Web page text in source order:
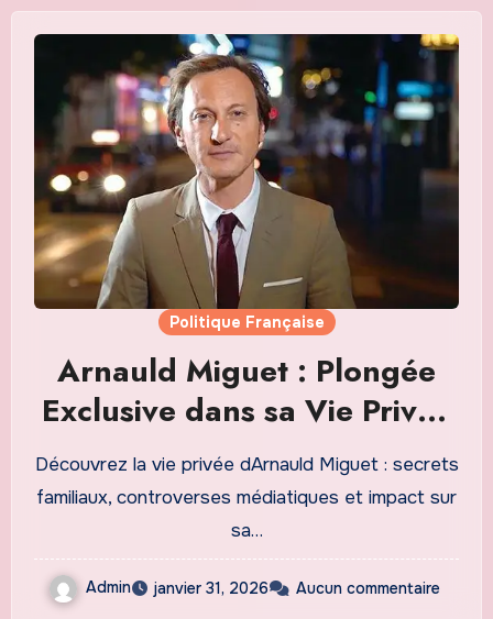
Politique Française
Arnauld Miguet : Plongée
Exclusive dans sa Vie Privée
et ses Enjeux Personnels
Découvrez la vie privée dArnauld Miguet : secrets
familiaux, controverses médiatiques et impact sur
sa…
Admin janvier 31, 2026 Aucun commentaire